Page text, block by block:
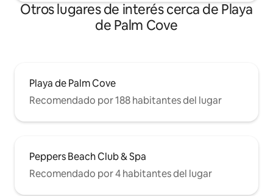
Otros lugares de interés cerca de Playa
de Palm Cove
Playa de Palm Cove
Recomendado por 188 habitantes del lugar
Peppers Beach Club & Spa
Recomendado por 4 habitantes del lugar